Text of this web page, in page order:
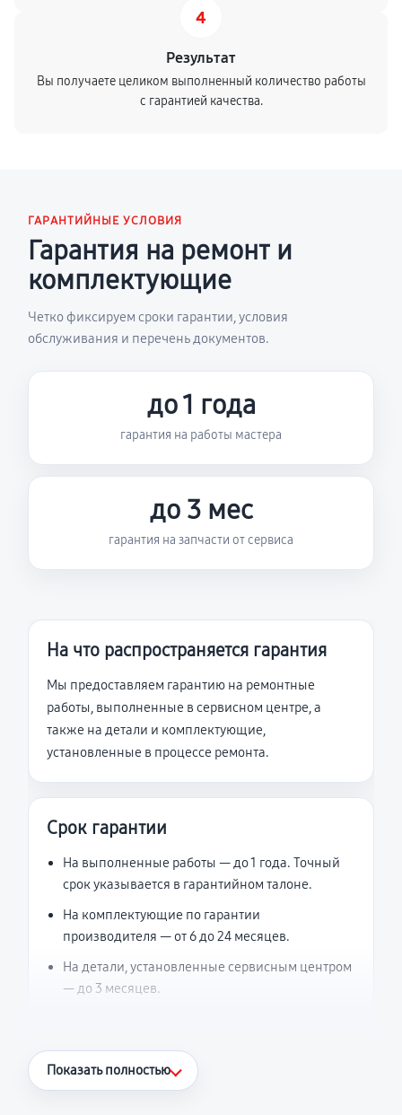
4
Результат
Вы получаете целиком выполненный количество работы
с гарантией качества.
ГАРАНТИЙНЫЕ УСЛОВИЯ
Гарантия на ремонт и
комплектующие
Четко фиксируем сроки гарантии, условия
обслуживания и перечень документов.
до 1 года
гарантия на работы мастера
до 3 мес
гарантия на запчасти от сервиса
На что распространяется гарантия
Мы предоставляем гарантию на ремонтные
работы, выполненные в сервисном центре, а
также на детали и комплектующие,
установленные в процессе ремонта.
Срок гарантии
На выполненные работы — до 1 года. Точный
срок указывается в гарантийном талоне.
На комплектующие по гарантии
производителя — от 6 до 24 месяцев.
На детали, установленные сервисным центром
— до 3 месяцев.
Что считается гарантийным случаем
Показать полностью